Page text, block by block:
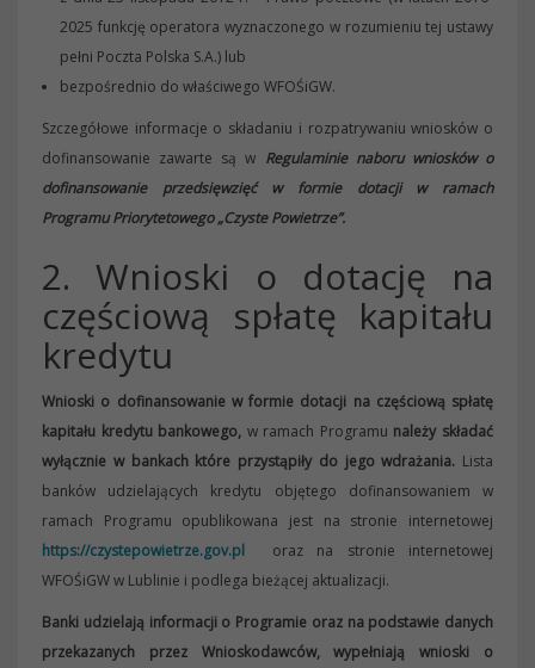
2025 funkcję operatora wyznaczonego w rozumieniu tej ustawy
pełni Poczta Polska S.A.) lub
bezpośrednio do właściwego WFOŚiGW.
Szczegółowe informacje o składaniu i rozpatrywaniu wniosków o
dofinansowanie zawarte są w Regulaminie naboru wniosków o
dofinansowanie przedsięwzięć w formie dotacji w ramach
Programu Priorytetowego „Czyste Powietrze”.
2. Wnioski o dotację na
częściową spłatę kapitału
kredytu
Wnioski o dofinansowanie w formie dotacji na częściową spłatę
kapitału kredytu bankowego, w ramach Programu należy składać
wyłącznie w bankach które przystąpiły do jego wdrażania. Lista
banków udzielających kredytu objętego dofinansowaniem w
ramach Programu opublikowana jest na stronie internetowej
https://czystepowietrze.gov.pl oraz na stronie internetowej
WFOŚiGW w Lublinie i podlega bieżącej aktualizacji.
Banki udzielają informacji o Programie oraz na podstawie danych
przekazanych przez Wnioskodawców, wypełniają wnioski o